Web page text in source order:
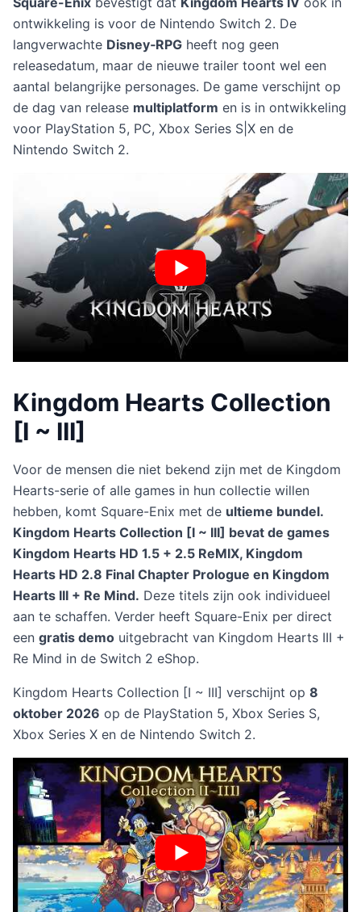
ontwikkeling is voor de Nintendo Switch 2. De
langverwachte Disney‑RPG heeft nog geen
releasedatum, maar de nieuwe trailer toont wel een
aantal belangrijke personages. De game verschijnt op
de dag van release multiplatform en is in ontwikkeling
voor PlayStation 5, PC, Xbox Series S|X en de
Nintendo Switch 2.
Kingdom Hearts Collection
[I ~ III]
Voor de mensen die niet bekend zijn met de Kingdom
Hearts-serie of alle games in hun collectie willen
hebben, komt Square-Enix met de ultieme bundel.
Kingdom Hearts Collection [I ~ III] bevat de games
Kingdom Hearts HD 1.5 + 2.5 ReMIX, Kingdom
Hearts HD 2.8 Final Chapter Prologue en Kingdom
Hearts III + Re Mind. Deze titels zijn ook individueel
aan te schaffen. Verder heeft Square-Enix per direct
een gratis demo uitgebracht van Kingdom Hearts III +
Re Mind in de Switch 2 eShop.
Kingdom Hearts Collection [I ~ III] verschijnt op 8
oktober 2026 op de PlayStation 5, Xbox Series S,
Xbox Series X en de Nintendo Switch 2.